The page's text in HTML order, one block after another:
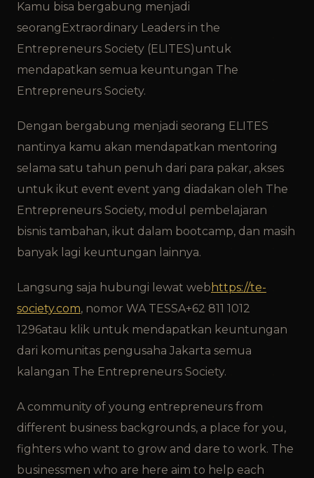
Kamu bisa bergabung menjadi
seorangExtraordinary Leaders in the
Entrepreneurs Society (ELITES)untuk
mendapatkan semua keuntungan The
Entrepreneurs Society.
Dengan bergabung menjadi seorang ELITES
nantinya kamu akan mendapatkan mentoring
selama satu tahun penuh dari para pakar, akses
untuk ikut event event yang diadakan oleh The
Entrepreneurs Society, modul pembelajaran
bisnis tambahan, ikut dalam bootcamp, dan masih
banyak lagi keuntungan lainnya.
Langsung saja hubungi lewat web https://te-
society.com, nomor WA TESSA+62 811 1012
1296atau klik untuk mendapatkan keuntungan
dari komunitas pengusaha Jakarta semua
kalangan The Entrepreneurs Society.
A community of young entrepreneurs from
different business backgrounds, a place for you,
fighters who want to grow and dare to work. The
businessmen who are here aim to help each